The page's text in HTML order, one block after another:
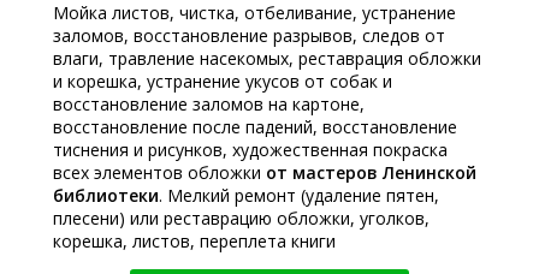
Мойка листов, чистка, отбеливание, устранение
заломов, восстановление разрывов, следов от
влаги, травление насекомых, реставрация обложки
и корешка, устранение укусов от собак и
восстановление заломов на картоне,
восстановление после падений, восстановление
тиснения и рисунков, художественная покраска
всех элементов обложки от мастеров Ленинской
библиотеки. Мелкий ремонт (удаление пятен,
плесени) или реставрацию обложки, уголков,
корешка, листов, переплета книги